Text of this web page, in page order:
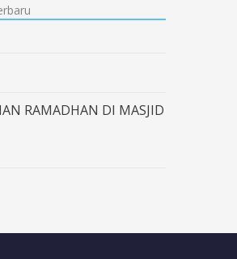
RAMADHAN DI MASJID